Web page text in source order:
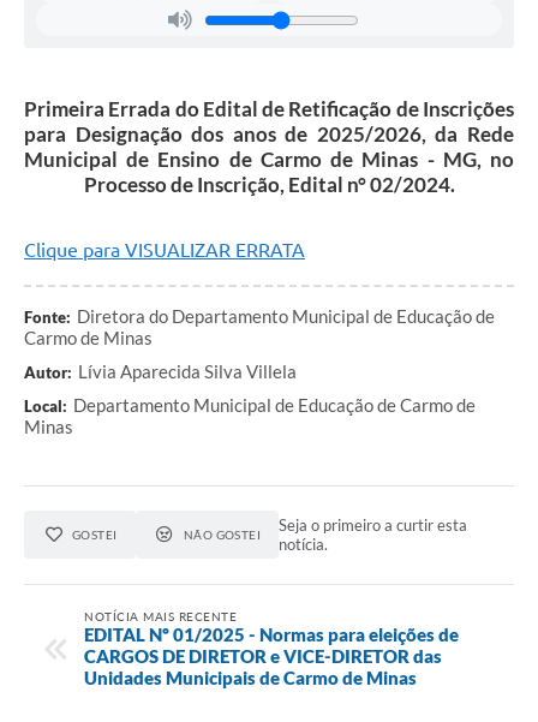
Obras
Galeria de Vídeos
Projetos
Editais
Telefones Úteis
Transparência
SIC
Primeira Errada do Edital de Retificação de Inscrições
para Designação dos anos de 2025/2026, da Rede
Municipal de Ensino de Carmo de Minas - MG, no
Processo de Inscrição, Edital n° 02/2024.
Clique para VISUALIZAR ERRATA
Fonte: Diretora do Departamento Municipal de Educação de
Carmo de Minas
Autor: Lívia Aparecida Silva Villela
Local: Departamento Municipal de Educação de Carmo de
Minas
GOSTEI NÃO GOSTEI
Seja o primeiro a curtir esta
notícia.
NOTÍCIA MAIS RECENTE
EDITAL Nº 01/2025 - Normas para eleições de
CARGOS DE DIRETOR e VICE-DIRETOR das
Unidades Municipais de Carmo de Minas